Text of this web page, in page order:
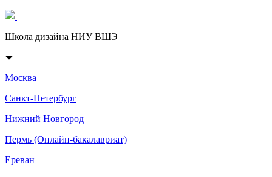
Школа дизайна НИУ ВШЭ
Москва
Санкт-Петербург
Нижний Новгород
Пермь (Онлайн-бакалавриат)
Ереван